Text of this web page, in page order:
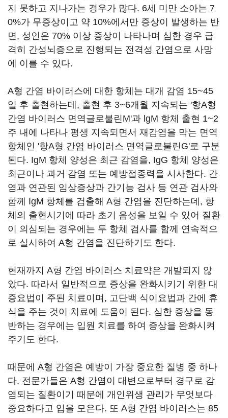
지 못하고 지나가는 경우가 많다. 6세 미만 소아는 7
0%가 무증상이고 약 10%에서만 증상이 발생하는 반
면, 성인은 70% 이상 증상이 나타나며 심한 경우 급
격히 간성뇌증으로 진행되는 전격성 간염으로 사망
에 이를 수 있다.
A형 간염 바이러스에 대한 항체는 대개 감염 15~45
일 후 출현하는데, 출현 후 3~6개월 지속되는 '항A형
간염 바이러스 면역글로불린M'과 lgM 항체 출현 1~2
주 내에 나타나 평생 지속되면서 재감염을 막는 면역
항체인 '항A형 간염 바이러스 면역글로불린G'로 구분
된다. IgM 항체 양성은 최근 감염을, IgG 항체 양성은
최근이나 과거 감염 또는 예방접종력을 시사한다. 간
염과 연관된 임상증상과 간기능 검사 등 연관 검사와
함께 IgM 항체를 검출해 A형 간염을 진단하는데, 항
체의 출현시기에 따라 초기 음성을 보일 수 있어 질환
이 의심되는 경우에는 두 항체 검사를 함께 연속적으
로 실시하여 A형 간염을 진단하기도 한다.
현재까지 A형 간염 바이러스 치료약은 개발되지 않
았다. 따라서 일반적으로 증상을 완화시키기 위한 대
증요법이 주된 치료이며, 고단백 식이요법과 간에 휴
식을 주는 것이 치료에 도움이 된다. 심한 증상을 동
반하는 경우에는 입원 치료를 하여 증상을 완화시켜
주기도 한다.
때문에 A형 간염은 예방이 가장 중요한 질병 중 하나
다. 전문가들은 A형 간염이 대변으로부터 경구로 감
염되는 질환이기 때문에 개인위생 관리가 무엇보다
중요하다고 입을 모은다. 또 A형 간염 바이러스는 85